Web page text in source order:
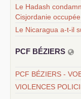
Le Hadash
Cisjordanie occupée
Le Nicaragua a-t-il
PCF BÉZIERS
PCF BÉZIERS -
VIOLENCES